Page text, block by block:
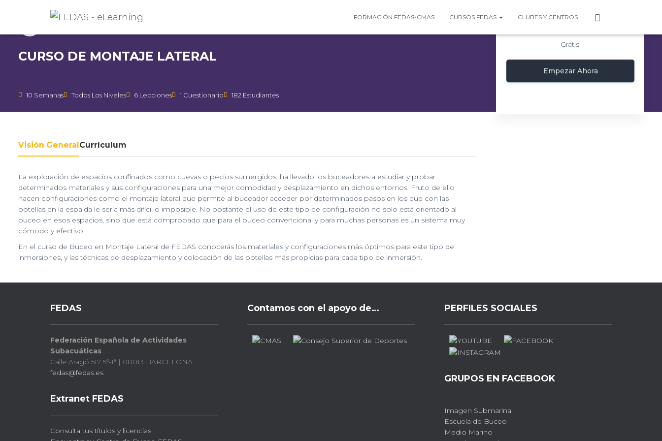
FORMACIÓN FEDAS-CMAS CURSOS FEDAS CLUBES Y CENTROS
R
Instructor Categoría
CURSO DE MONTAJE LATERAL
10 Semanas Todos Los Niveles 6 Lecciones 1 Cuestionario 182 Estudiantes
Visión GeneralCurrículum
La exploración de espacios confinados como cuevas o pecios sumergidos, ha llevado los buceadores a estudiar y probar
determinados materiales y sus configuraciones para una mejor comodidad y desplazamiento en dichos entornos. Fruto de ello
nacen configuraciones como el montaje lateral que permite al buceador acceder por determinados pasos en los que con las
botellas en la espalda le sería más difícil o imposible. No obstante el uso de este tipo de configuración no solo está orientado al
buceo en esos espacios, sino que está comprobado que para el buceo convencional y para muchas personas es un sistema muy
cómodo y efectivo.
En el curso de Buceo en Montaje Lateral de FEDAS conocerás los materiales y configuraciones más óptimos para este tipo de
inmersiones, y las técnicas de desplazamiento y colocación de las botellas más propicias para cada tipo de inmersión.
Gratis
Empezar Ahora
FEDAS
Federación Española de Actividades
Subacuáticas
Calle Aragó 517 5º-1ª | 08013 BARCELONA
fedas@fedas.es
Extranet FEDAS
Consulta tus títulos y licencias
Contamos con el apoyo de… PERFILES SOCIALES
GRUPOS EN FACEBOOK
Imagen Submarina
Escuela de Buceo
Medio Marino